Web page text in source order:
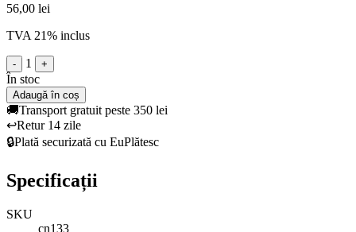
56,00 lei
TVA 21% inclus
- 1 +
În stoc
Adaugă în coș
🚚Transport gratuit peste 350 lei
↩️Retur 14 zile
🔒Plată securizată cu EuPlătesc
Specificații
SKU
cn133